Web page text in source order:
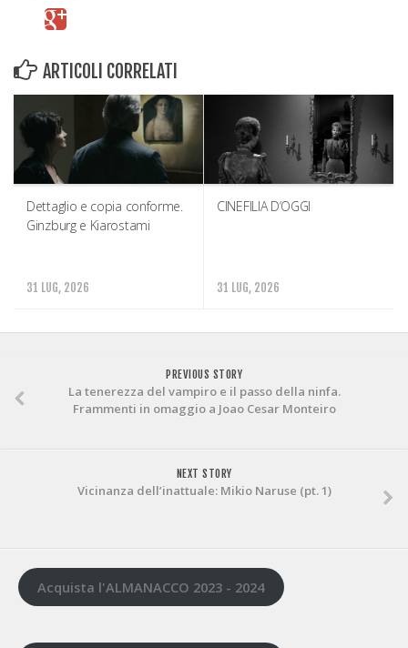
ARTICOLI CORRELATI
Dettaglio e copia conforme.
Ginzburg e Kiarostami
31 LUG, 2026
CINEFILIA D’OGGI
31 LUG, 2026
PREVIOUS STORY
La tenerezza del vampiro e il passo della ninfa.
Frammenti in omaggio a Joao Cesar Monteiro
NEXT STORY
Vicinanza dell’inattuale: Mikio Naruse (pt. 1)
Acquista l'ALMANACCO 2023 - 2024